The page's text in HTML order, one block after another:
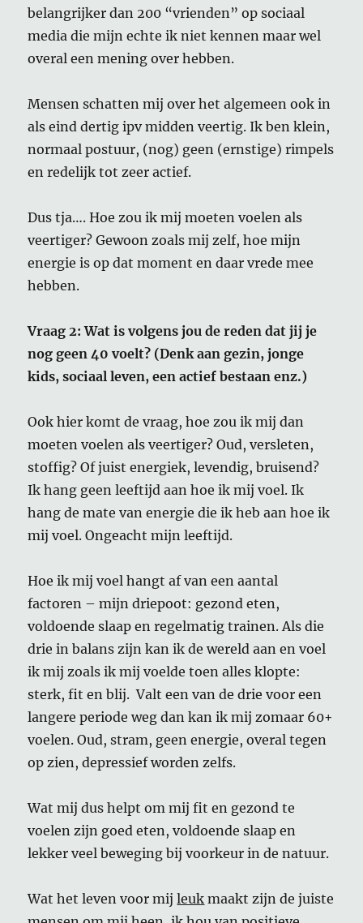
belangrijker dan 200 “vrienden” op sociaal
media die mijn echte ik niet kennen maar wel
overal een mening over hebben.
Mensen schatten mij over het algemeen ook in
als eind dertig ipv midden veertig. Ik ben klein,
normaal postuur, (nog) geen (ernstige) rimpels
en redelijk tot zeer actief.
Dus tja…. Hoe zou ik mij moeten voelen als
veertiger? Gewoon zoals mij zelf, hoe mijn
energie is op dat moment en daar vrede mee
hebben.
Vraag 2: Wat is volgens jou de reden dat jij je
nog geen 40 voelt? (Denk aan gezin, jonge
kids, sociaal leven, een actief bestaan enz.)
Ook hier komt de vraag, hoe zou ik mij dan
moeten voelen als veertiger? Oud, versleten,
stoffig? Of juist energiek, levendig, bruisend?
Ik hang geen leeftijd aan hoe ik mij voel. Ik
hang de mate van energie die ik heb aan hoe ik
mij voel. Ongeacht mijn leeftijd.
Hoe ik mij voel hangt af van een aantal
factoren – mijn driepoot: gezond eten,
voldoende slaap en regelmatig trainen. Als die
drie in balans zijn kan ik de wereld aan en voel
ik mij zoals ik mij voelde toen alles klopte:
sterk, fit en blij. Valt een van de drie voor een
langere periode weg dan kan ik mij zomaar 60+
voelen. Oud, stram, geen energie, overal tegen
op zien, depressief worden zelfs.
Wat mij dus helpt om mij fit en gezond te
voelen zijn goed eten, voldoende slaap en
lekker veel beweging bij voorkeur in de natuur.
Wat het leven voor mijleuk maakt zijn de juiste